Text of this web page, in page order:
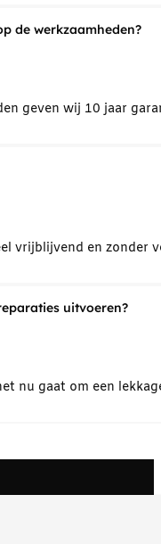
de werkzaamheden?
geven wij 10 jaar
vrijblijvend en
uitvoeren?
nu gaat om een